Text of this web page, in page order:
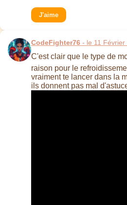
J'aime
CodeFighter76 - le 11 Février
C'est clair que le type de
raison pour le
vraiment te lancer dans la
ils donnent pas mal